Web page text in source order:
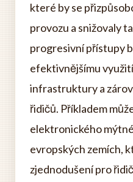
které by se
provozu a snižovaly
progresivní přístupy
efektivnějšímu
infrastruktury a
řidičů. Příkladem
elektronického
evropských zemích,
zjednodušení pro